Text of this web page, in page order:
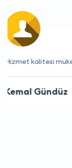
Her zaman hızlı
Cemre Aydın